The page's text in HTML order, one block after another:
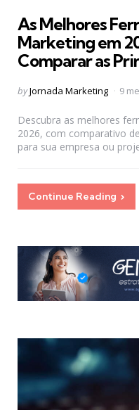
As Melhores
Marketing em
Comparar as
Posted
byJornada Marketing 9
Descubra as melhores
2026, com comparativo
para sua empresa ou
Continue Reading